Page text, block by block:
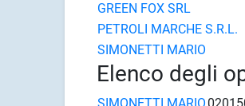
GREEN FOX SRL
PETROLI MARCHE S.R.L.
SIMONETTI MARIO
Elenco degli